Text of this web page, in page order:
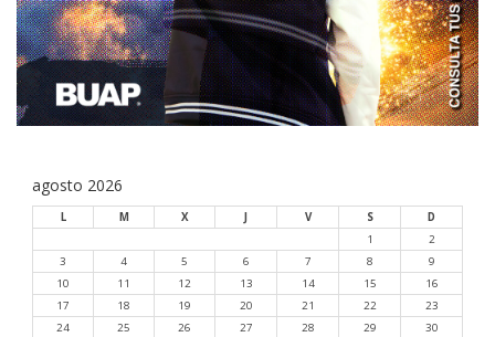
agosto 2026
L M X V S
D
1
2
3
4 5 6 7 8
9
10
11 12 13 14 15
16
17
18 19 20 21 22
23
24
25 26 27 28 29
30